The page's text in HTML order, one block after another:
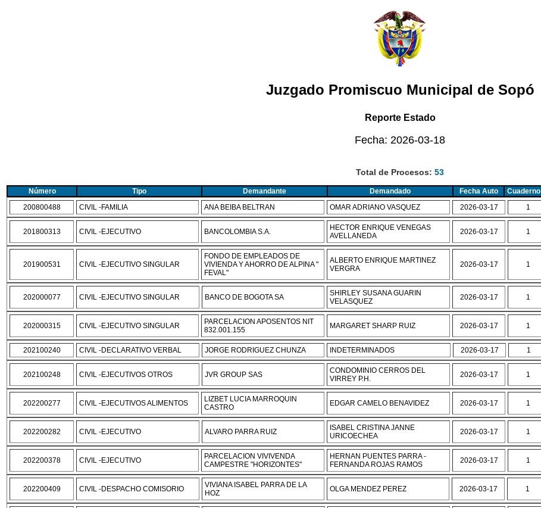
Juzgado Promiscuo Municipal de Sopó
Reporte Estado
Fecha: 2026-03-18
Total de Procesos: 53
Número Tipo Demandante Demandado Fecha Auto Cuaderno
200800488
CIVIL -FAMILIA ANA BEIBA BELTRAN OMAR ADRIANO VASQUEZ 2026-03-17 1
201800313 CIVIL -EJECUTIVO BANCOLOMBIA S.A.
HECTOR ENRIQUE VENEGAS
AVELLANEDA
2026-03-17 1
201900531 CIVIL -EJECUTIVO SINGULAR
FONDO DE EMPLEADOS DE
VIVIENDA Y AHORRO DE ALPINA "
FEVAL"
ALBERTO ENRIQUE MARTINEZ
VERGRA
2026-03-17 1
202000077 CIVIL -EJECUTIVO SINGULAR BANCO DE BOGOTA SA
SHIRLEY SUSANA GUARIN
VELASQUEZ
2026-03-17 1
202000315 CIVIL -EJECUTIVO SINGULAR
PARCELACION APOSENTOS NIT
832.001.155
MARGARET SHARP RUIZ 2026-03-17 1
202100240 CIVIL -DECLARATIVO VERBAL JORGE RODRIGUEZ CHUNZA INDETERMINADOS 2026-03-17 1
202100248 CIVIL -EJECUTIVOS OTROS JVR GROUP SAS
CONDOMINIO CERROS DEL
VIRREY P.H.
2026-03-17 1
202200277 CIVIL -EJECUTIVOS ALIMENTOS
LIZBET LUCIA MARROQUIN
CASTRO
EDGAR CAMELO BENAVIDEZ 2026-03-17 1
202200282 CIVIL -EJECUTIVO ALVARO PARRA RUIZ
ISABEL CRISTINA JANNE
URICOECHEA
2026-03-17 1
202200378 CIVIL -EJECUTIVO
PARCELACION VIVIVENDA
CAMPESTRE "HORIZONTES"
HERNAN PUENTES PARRA -
FERNANDA ROJAS RAMOS
2026-03-17 1
202200409 CIVIL -DESPACHO COMISORIO
VIVIANA ISABEL PARRA DE LA
HOZ
OLGA MENDEZ PEREZ 2026-03-17 1